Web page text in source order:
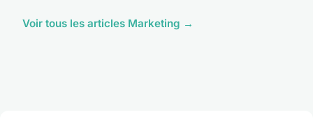
Voir tous les articles Marketing →